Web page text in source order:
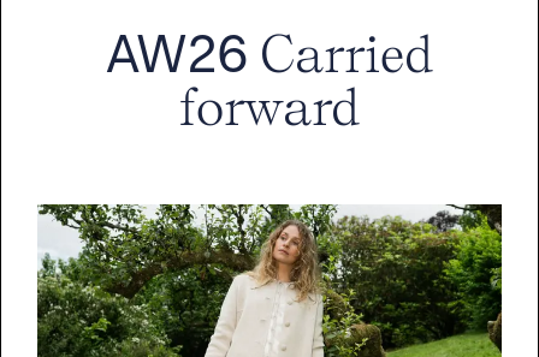
AW26 Carried
forward